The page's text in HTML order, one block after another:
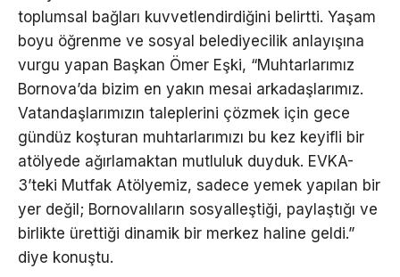
toplumsal bağları kuvvetlendirdiğini belirtti. Yaşam
boyu öğrenme ve sosyal belediyecilik anlayışına
vurgu yapan Başkan Ömer Eşki, “Muhtarlarımız
Bornova’da bizim en yakın mesai arkadaşlarımız.
Vatandaşlarımızın taleplerini çözmek için gece
gündüz koşturan muhtarlarımızı bu kez keyifli bir
atölyede ağırlamaktan mutluluk duyduk. EVKA-
3’teki Mutfak Atölyemiz, sadece yemek yapılan bir
yer değil; Bornovalıların sosyalleştiği, paylaştığı ve
birlikte ürettiği dinamik bir merkez haline geldi.”
diye konuştu.